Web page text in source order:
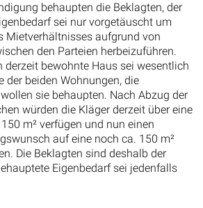
sei nur vorgetäuscht um
Mietverhältnisses aufgrund von
den Parteien herbeizuführen.
derzeit bewohnte Haus sei wesentlich
der beiden Wohnungen, die
sie behaupten. Nach Abzug der
würden die Kläger derzeit über eine
m² verfügen und nun einen
auf eine noch ca. 150 m²
Die Beklagten sind deshalb der
Eigenbedarf sei jedenfalls